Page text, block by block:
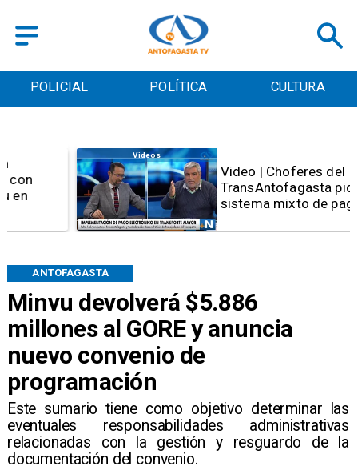
POLICIAL POLÍTICA CULTURA
Minvu devolverá $5.886
millones al GORE y anuncia
nuevo convenio de
programación
​Este sumario tiene como objetivo determinar las
eventuales responsabilidades administrativas
relacionadas con la gestión y resguardo de la
documentación del convenio.
ANTOFAGASTA
Video | Choferes del
TransAntofagasta piden
sistema mixto de pago